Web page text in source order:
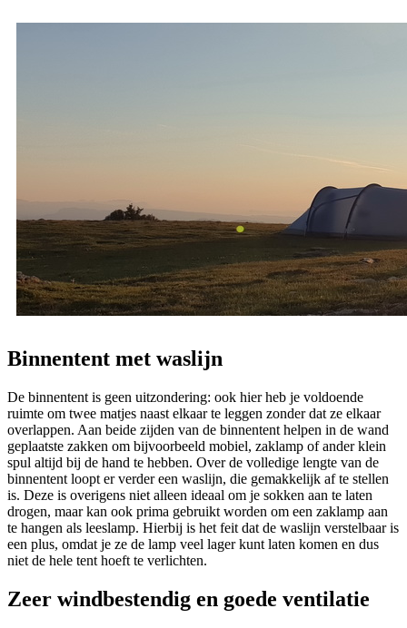
Binnentent met waslijn
De binnentent is geen uitzondering: ook hier heb je voldoende
ruimte om twee matjes naast elkaar te leggen zonder dat ze elkaar
overlappen. Aan beide zijden van de binnentent helpen in de wand
geplaatste zakken om bijvoorbeeld mobiel, zaklamp of ander klein
spul altijd bij de hand te hebben. Over de volledige lengte van de
binnentent loopt er verder een waslijn, die gemakkelijk af te stellen
is. Deze is overigens niet alleen ideaal om je sokken aan te laten
drogen, maar kan ook prima gebruikt worden om een zaklamp aan
te hangen als leeslamp. Hierbij is het feit dat de waslijn verstelbaar is
een plus, omdat je ze de lamp veel lager kunt laten komen en dus
niet de hele tent hoeft te verlichten.
Zeer windbestendig en goede ventilatie